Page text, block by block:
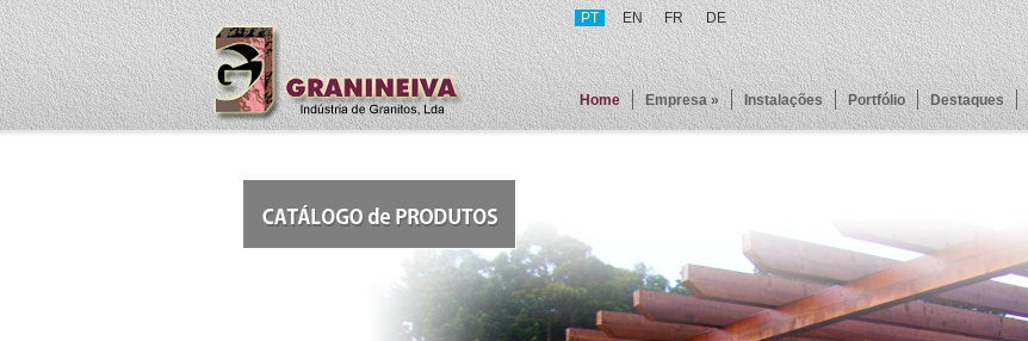
PT EN FR DE
Home Empresa » Instalações Portfólio Destaques